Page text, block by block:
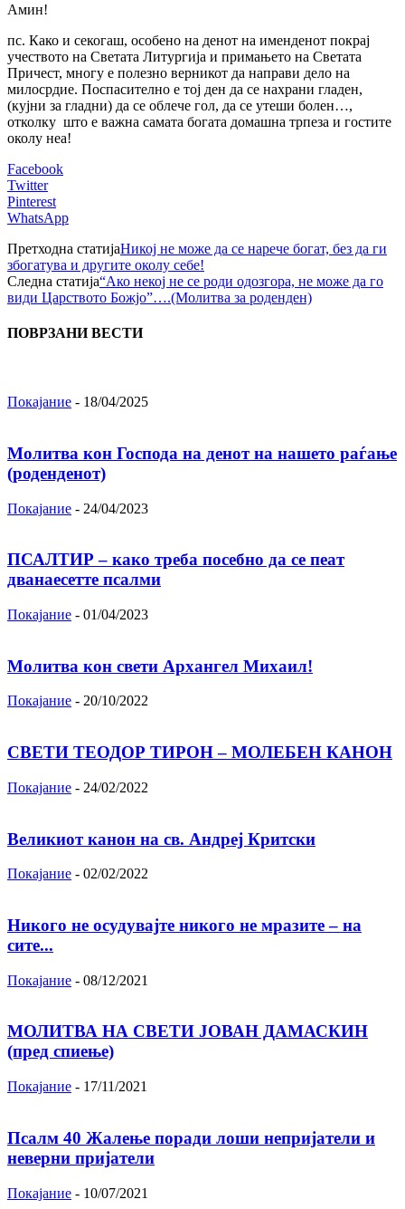
Амин!
пс. Како и секогаш, особено на денот на именденот покрај
учеството на Светата Литургија и примањето на Светата
Причест, многу е полезно верникот да направи дело на
милосрдие. Поспасително е тој ден да се нахрани гладен,
(кујни за гладни) да се облече гол, да се утеши болен…,
отколку што е важна самата богата домашна трпеза и гостите
околу неа!
Facebook
Twitter
Pinterest
WhatsApp
Претходна статијаНикој не може да се нарече богат, без да ги
збогатува и другите околу себе!
Следна статија“Ако некој не се роди одозгора, не може да го
види Царството Божјо”….(Молитва за роденден)
ПОВРЗАНИ ВЕСТИ
Покајание - 18/04/2025
Молитва кон Господа на денот на нашето раѓање
(роденденот)
Покајание - 24/04/2023
ПСАЛТИР – како треба посебно да се пеат
дванаесетте псалми
Покајание - 01/04/2023
Молитва кон свети Архангел Михаил!
Покајание - 20/10/2022
СВЕТИ ТЕОДОР ТИРОН – МОЛЕБЕН КАНОН
Покајание - 24/02/2022
Великиот канон на св. Андреј Критски
Покајание - 02/02/2022
Никого не осудувајте никого не мразите – на
сите...
Покајание - 08/12/2021
МОЛИТВА НА СВЕТИ ЈОВАН ДАМАСКИН
(пред спиење)
Покајание - 17/11/2021
Псалм 40 Жалење поради лоши непријатели и
неверни пријатели
Покајание - 10/07/2021